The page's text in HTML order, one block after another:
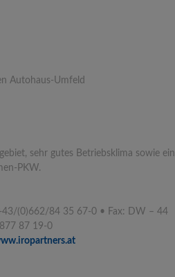
Autohaus-Umfeld
sehr gutes Betriebsklima sowie ein
PKW.
(0)662/84 35 67-0 • Fax: DW – 44
87 19-0